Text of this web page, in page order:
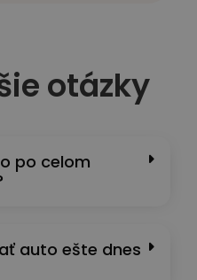
otázky
po celom
auto ešte dnes